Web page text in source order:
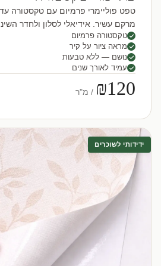
טפט פוליימרי פרמיום עם טקסטורה
מרקם עשיר. אידיאלי לסלון ולחדר
טקסטורה פרמיום
מראה ציור על קיר
נושם — ללא טבעות
עמיד לאורך שנים
₪120 / מ"ר
ידידותי לשוכרים